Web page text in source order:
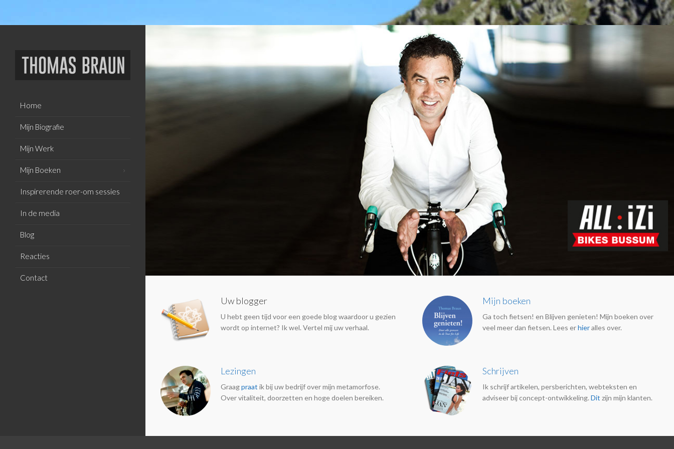
Home
Mijn Biografie
Mijn Werk
Mijn Boeken
Inspirerende roer-om sessies
In de media
Blog
Reacties
Contact
Uw blogger
U hebt geen tijd voor een goede blog waardoor u gezien
wordt op internet? Ik wel. Vertel mij uw verhaal.
Mijn boeken
Ga toch fietsen! en Blijven genieten! Mijn boeken over
veel meer dan fietsen. Lees erhieralles over.
Lezingen
Graagpraat ik bij uw bedrijf over mijn metamorfose.
Over vitaliteit, doorzetten en hoge doelen bereiken.
Schrijven
Ik schrijf artikelen, persberichten, webteksten en
adviseer bij concept-ontwikkeling. Dit zijn mijn klanten.